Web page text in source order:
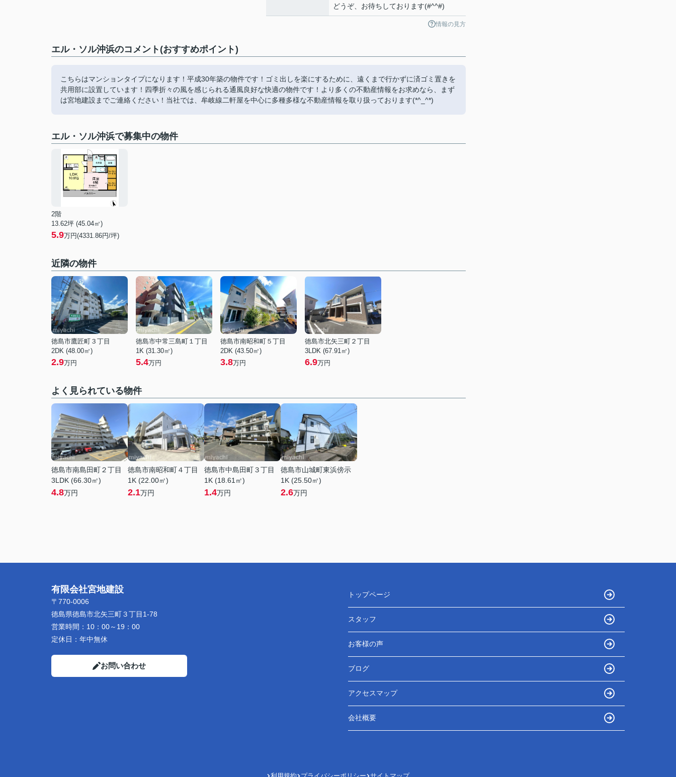
どうぞ、お待ちしております(#^^#)
情報の見方
エル・ソル沖浜のコメント(おすすめポイント)
こちらはマンションタイプになります！平成30年築の物件です！ゴミ出しを楽にするために、遠くまで行かずに済ゴミ置きを
共用部に設置しています！四季折々の風を感じられる通風良好な快適の物件です！より多くの不動産情報をお求めなら、まず
は宮地建設までご連絡ください！当社では、牟岐線二軒屋を中心に多種多様な不動産情報を取り扱っております(*^_^*)
エル・ソル沖浜で募集中の物件
2階
13.62坪 (45.04㎡)
5.9万円(4331.86円/坪)
近隣の物件
徳島市鷹匠町３丁目
2DK (48.00㎡)
2.9万円
徳島市中常三島町１丁目
1K (31.30㎡)
5.4万円
徳島市南昭和町５丁目
2DK (43.50㎡)
3.8万円
徳島市北矢三町２丁目
3LDK (67.91㎡)
6.9万円
よく見られている物件
徳島市南島田町２丁目
3LDK (66.30㎡)
4.8万円
徳島市南昭和町４丁目
1K (22.00㎡)
2.1万円
徳島市中島田町３丁目
1K (18.61㎡)
1.4万円
徳島市山城町東浜傍示
1K (25.50㎡)
2.6万円
有限会社宮地建設
〒770-0006
徳島県徳島市北矢三町３丁目1-78
営業時間： 10：00～19：00
定休日： 年中無休
お問い合わせ
トップページ
スタッフ
お客様の声
ブログ
アクセスマップ
会社概要